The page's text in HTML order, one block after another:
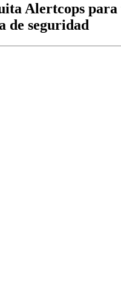
Alertcops
de seguridad